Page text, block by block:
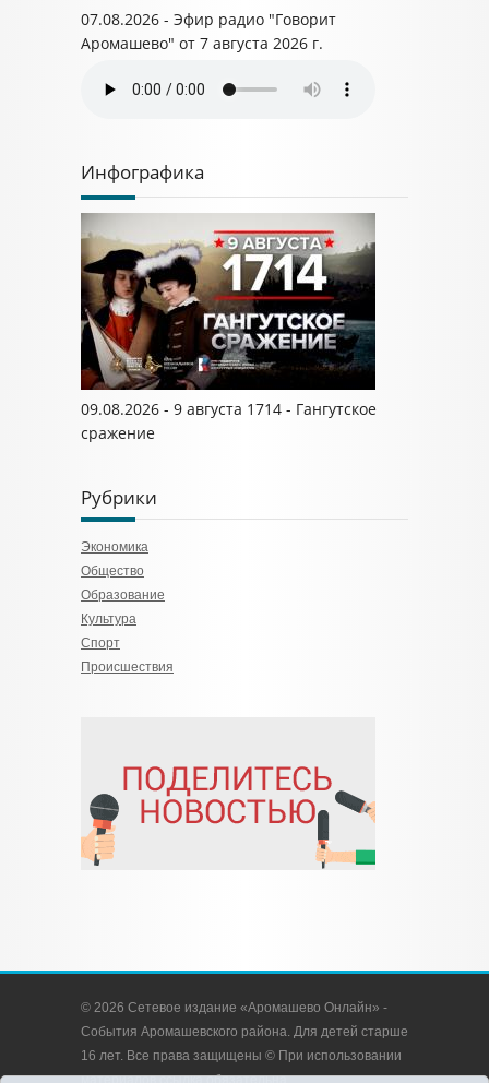
07.08.2026 - Эфир радио "Говорит
Аромашево" от 7 августа 2026 г.
Инфографика
09.08.2026 - 9 августа 1714 - Гангутское
сражение
Рубрики
Экономика
Общество
Образование
Культура
Спорт
Происшествия
© 2026 Сетевое издание «Аромашево Онлайн» -
События Аромашевского района. Для детей старше
16 лет. Все права защищены © При использовании
материалов ссылка обязательна.